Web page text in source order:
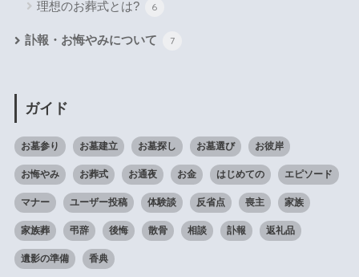
理想のお葬式とは? 6
訃報・お悔やみについて 7
ガイド
お墓参り お墓建立 お墓探し お墓選び お彼岸
お悔やみ お葬式 お通夜 お金 はじめての エピソード
マナー ユーザー投稿 体験談 反省点 喪主 家族
家族葬 弔辞 後悔 散骨 相談 訃報 返礼品
遺影の準備 香典